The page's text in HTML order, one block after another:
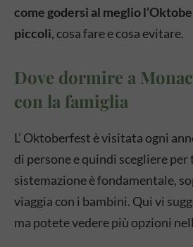
come godersi al meglio
piccoli, cosa fare e cosa evitare.
Dove dormire a
con la famiglia
L’ Oktoberfest è visitata ogni
di persone e quindi scegliere per
sistemazione è fondamentale,
viaggia con i bambini. Qui vi
ma potete vedere più opzioni